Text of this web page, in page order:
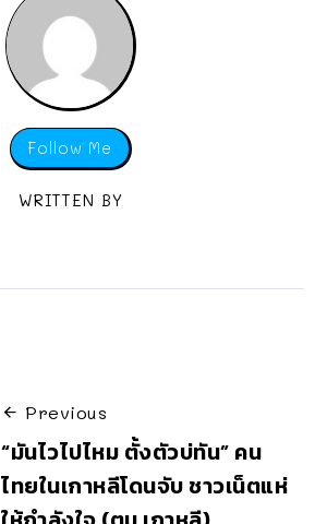
Follow Me
WRITTEN BY
Previous
“มันไวไปไหม ตั้งตัวบ่ทัน” คน
ไทยในเกาหลีโดนจับ ชาวเน็ตแห่